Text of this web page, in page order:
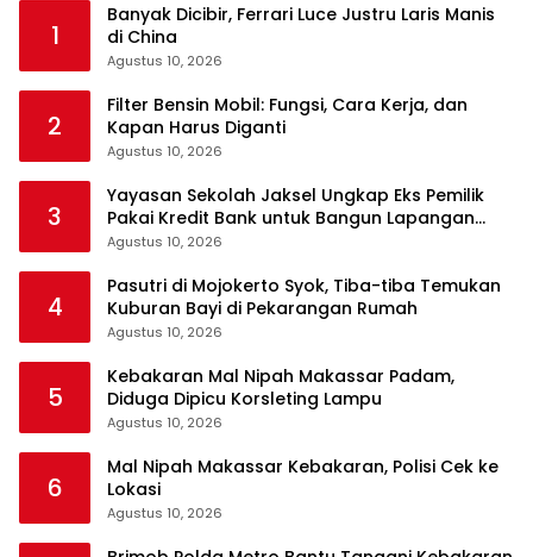
1
Banyak Dicibir, Ferrari Luce Justru Laris Manis
di China
Agustus 10, 2026
2
Filter Bensin Mobil: Fungsi, Cara Kerja, dan
Kapan Harus Diganti
Agustus 10, 2026
3
Yayasan Sekolah Jaksel Ungkap Eks Pemilik
Pakai Kredit Bank untuk Bangun Lapangan
Padel
Agustus 10, 2026
4
Pasutri di Mojokerto Syok, Tiba-tiba Temukan
Kuburan Bayi di Pekarangan Rumah
Agustus 10, 2026
5
Kebakaran Mal Nipah Makassar Padam,
Diduga Dipicu Korsleting Lampu
Agustus 10, 2026
6
Mal Nipah Makassar Kebakaran, Polisi Cek ke
Lokasi
Agustus 10, 2026